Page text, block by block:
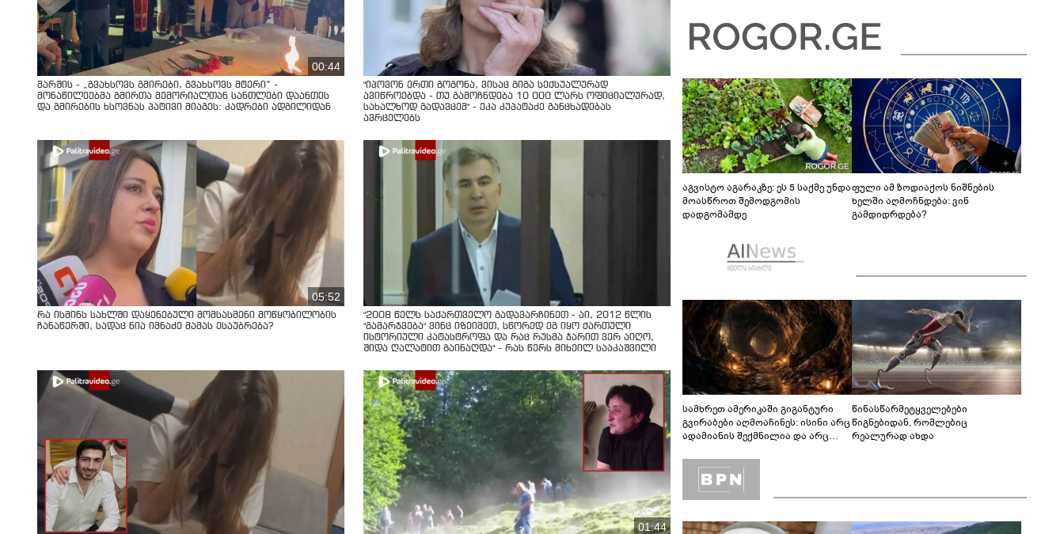
00:44
მარშის - „გვახსოვს გმირები, გვახსოვს მტერი” -
მონაწილეებმა გმირთა მემორიალთან სანთლები დაანთეს
და გმირების ხსოვნას პატივი მიაგეს: კადრები ადგილიდან
"იპოვონ ერთი გოგონა, ვისაც გიგა სექსუალურად
ავიწროებდა - თუ გამოჩნდება 10 000 ლარს ოფიციალურად,
სახალხოდ გადავცემ" - ეკა კუპატაძე განცხადებას
ავრცელებს
05:52
რა ისმინს სახლში დაყენებული მომსასმენი მოწყობილობის
ჩანაწერში, სადაც ნია იმნაძე მამას ესაუბრება?
"2008 წელს საქართველო გადავარჩინეთ - აი, 2012 წლის
"გამარჯვება" ვინც იზეიმეთ, სწორედ ეგ იყო ქართული
ისტორიული კატასტროფა და რაც რუსმა ჯარით ვერ აიღო,
შიდა ღალატით გაინაღდა" - რას წერს მიხეილ სააკაშვილი
01:44
აგვისტო აგარაკზე: ეს 5 საქმე უნდა
მოასწროთ შემოდგომის
დადგომამდე
ფული ამ ზოდიაქოს ნიშნების
ხელში აღმოჩნდება: ვინ
გამდიდრდება?
სამხრეთ ამერიკაში გიგანტური
გვირაბები აღმოაჩინეს: ისინი არც
ადამიანის შექმნილია და არც
ლაბირინთები?
წინასწარმეტყველებები
წიგნებიდან, რომლებიც
რეალურად ახდა